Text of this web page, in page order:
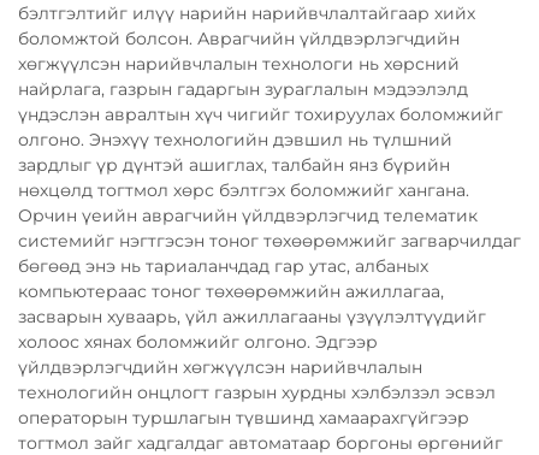
бэлтгэлтийг илүү нарийн нарийвчлалтайгаар хийх
боломжтой болсон. Аврагчийн үйлдвэрлэгчдийн
хөгжүүлсэн нарийвчлалын технологи нь хөрсний
найрлага, газрын гадаргын зураглалын мэдээлэлд
үндэслэн авралтын хүч чигийг тохируулах боломжийг
олгоно. Энэхүү технологийн дэвшил нь түлшний
зардлыг үр дүнтэй ашиглах, талбайн янз бүрийн
нөхцөлд тогтмол хөрс бэлтгэх боломжийг хангана.
Орчин үеийн аврагчийн үйлдвэрлэгчид телематик
системийг нэгтгэсэн тоног төхөөрөмжийг загварчилдаг
бөгөөд энэ нь тариаланчдад гар утас, албаных
компьютераас тоног төхөөрөмжийн ажиллагаа,
засварын хуваарь, үйл ажиллагааны үзүүлэлтүүдийг
холоос хянах боломжийг олгоно. Эдгээр
үйлдвэрлэгчдийн хөгжүүлсэн нарийвчлалын
технологийн онцлогт газрын хурдны хэлбэлзэл эсвэл
операторын туршлагын түвшинд хамаарахгүйгээр
тогтмол зайг хадгалдаг автоматаар боргоны өргөнийг